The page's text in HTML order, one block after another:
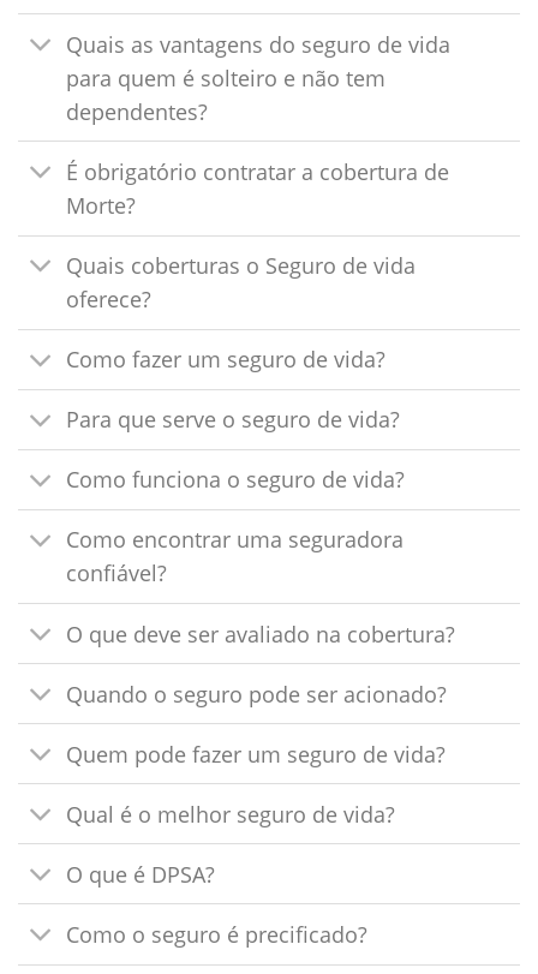
Quais as vantagens do seguro de vida
para quem é solteiro e não tem
dependentes?
É obrigatório contratar a cobertura de
Morte?
Quais coberturas o Seguro de vida
oferece?
Como fazer um seguro de vida?
Para que serve o seguro de vida?
Como funciona o seguro de vida?
Como encontrar uma seguradora
confiável?
O que deve ser avaliado na cobertura?
Quando o seguro pode ser acionado?
Quem pode fazer um seguro de vida?
Qual é o melhor seguro de vida?
O que é DPSA?
Como o seguro é precificado?